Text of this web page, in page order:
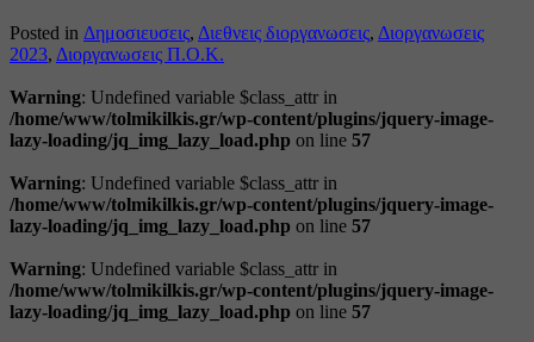
Posted in Δημοσιευσεις, Διεθνεις διοργανωσεις, Διοργανωσεις
2023, Διοργανωσεις Π.Ο.Κ.
Warning: Undefined variable $class_attr in
/home/www/tolmikilkis.gr/wp-content/plugins/jquery-image-
lazy-loading/jq_img_lazy_load.php on line 57
Warning: Undefined variable $class_attr in
/home/www/tolmikilkis.gr/wp-content/plugins/jquery-image-
lazy-loading/jq_img_lazy_load.php on line 57
Warning: Undefined variable $class_attr in
/home/www/tolmikilkis.gr/wp-content/plugins/jquery-image-
lazy-loading/jq_img_lazy_load.php on line 57